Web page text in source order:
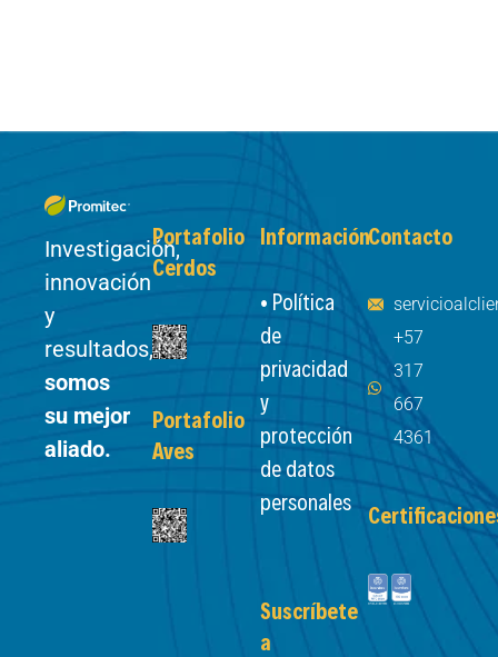
Investigación,
innovación
y
resultados,
somos
su mejor
aliado.
Portafolio
Cerdos
Portafolio
Aves
Información
• Política
de
privacidad
y
protección
de datos
personales
Suscríbete
a
Contacto
+57
317
667
4361